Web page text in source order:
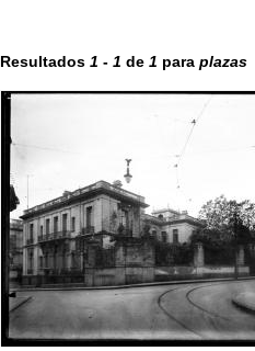
Resultados 1 - 1 de 1 para plazas